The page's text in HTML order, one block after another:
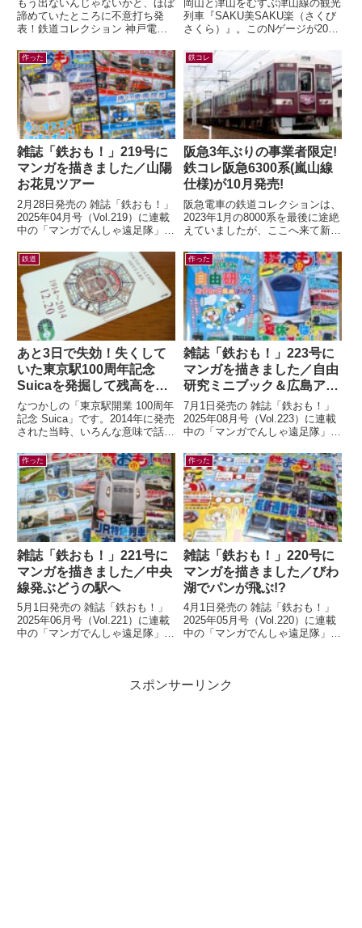
もう出ないんじゃないかと、ほぼ
諦めていたところに不意打ち発
表！鉄道コレクション 神戸電鉄
コレ) 鉄コレの神鉄1000系列と...
岡山と津山をむすぶ津山線の観光
列車『SAKU美SAKU楽（さくび
さくら）』。このNゲージが2026
ックスにて限定販売されます...
作った
雑誌「鉄おも！」219号に
マンガを描きました／山陽
お花見ツアー
2月28日発売の 雑誌「鉄おも！」
2025年04月号（Vol.219）に連載
中の「マンガでんしゃ遠足隊」最
ロマンの山陽お花見ツアー...
鉄コレ
阪急3年ぶりの事業者限定!
鉄コレ阪急6300系(嵐山線
仕様)が10月発売!
阪急電車の鉄道コレクションは、
2023年1月の8000系を最後に途絶
えていましたが、ここへ来て新製
さよなら阪急6300系（嵐山線
仕...
鉄道
あと3日で失効！失くして
いた東京駅100周年記念
Suicaを発掘して残高を確
認したら…
なつかしの「東京駅開業 100周年
記念 Suica」です。2014年に発売
された当時、いろんな意味で話題
なので、もったいなくて使わ...
作った
雑誌「鉄おも！」223号に
マンガを描きました／自由
研究ミニブック＆広島アス
トラムライン編
7月1日発売の 雑誌「鉄おも！」
2025年08月号（Vol.223）に連載
中の「マンガでんしゃ遠足隊」最
トラムラインにのって広島お...
作った
雑誌「鉄おも！」221号に
マンガを描きました／中央
線発ぶどうの駅へ
5月1日発売の 雑誌「鉄おも！」
2025年06月号（Vol.221）に連載
中の「マンガでんしゃ遠足隊」最
作った
雑誌「鉄おも！」220号に
マンガを描きました／びわ
湖でパンが飛ぶ!?
4月1日発売の 雑誌「鉄おも！」
2025年05月号（Vol.220）に連載
中の「マンガでんしゃ遠足隊」最
スポンサーリンク